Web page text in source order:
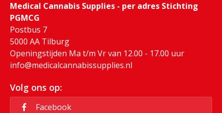
Medical Cannabis Supplies - per adres Stichting
PGMCG
Postbus 7
5000 AA Tilburg
Openingstijden Ma t/m Vr van 12.00 - 17.00 uur
info@medicalcannabissupplies.nl
Volg ons op:
Facebook